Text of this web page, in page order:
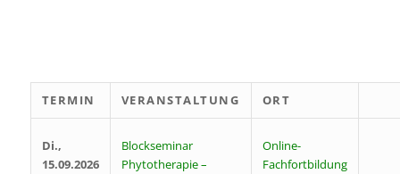
TERMIN VERANSTALTUNG ORT
Di.,
15.09.2026
Blockseminar
Phytotherapie –
Online-
Fachfortbildung